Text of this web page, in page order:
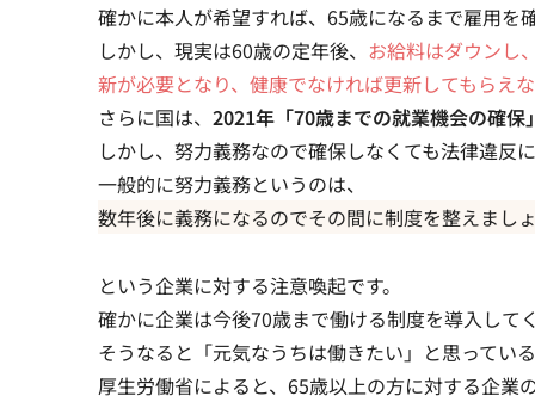
確かに本人が希望すれば、65歳になるまで雇用を
しかし、現実は60歳の定年後、 お給料はダウンし
新が必要となり、健康でなければ更新してもらえ
さらに国は、 2021年「70歳までの就業機会の確保
しかし、努力義務なので確保しなくても法律違反
一般的に努力義務というのは、
数年後に義務になるのでその間に制度を整えまし
という企業に対する注意喚起です。
確かに企業は今後70歳まで働ける制度を導入して
そうなると「元気なうちは働きたい」と思ってい
厚生労働省によると、65歳以上の方に対する企業